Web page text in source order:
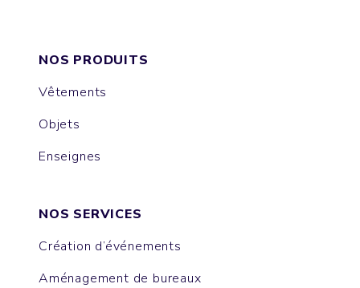
NOS PRODUITS
Vêtements
Objets
Enseignes
NOS SERVICES
Création d’événements
Aménagement de bureaux